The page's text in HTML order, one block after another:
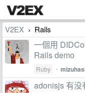
V2EX › Rails
一個用
Rails demo
Ruby •
adonisjs 有没